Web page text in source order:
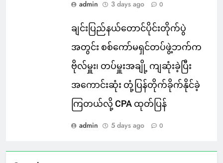
admin 3 days ago 0
ချင်းပြည်နယ်တောင်ပိုင်းတိုက်ပွဲ
အတွင်း စစ်ကော်မရှင်တပ်ဖွဲ့ဘက်က
ဗိုလ်မှူး၊ တပ်မှူးအချို့ ကျဆုံးခဲ့ပြီး
အကောင်းဆုံး တုံ့ပြန်တိုက်ခိုက်နိုင်ခဲ့
ကြတယ်လို့ CPA ထုတ်ပြန်
admin 5 days ago 0